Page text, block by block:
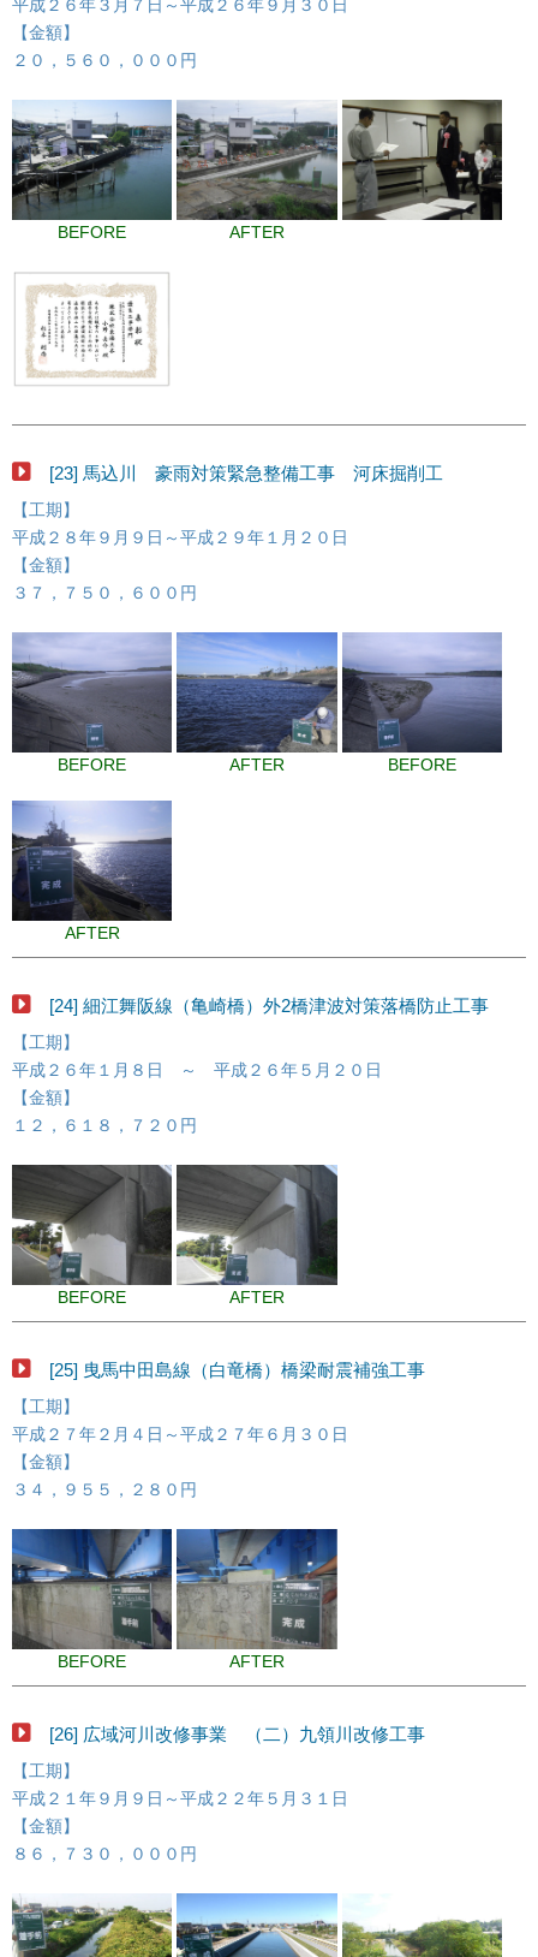
平成２６年３月７日～平成２６年９月３０日
【金額】
２０，５６０，０００円
BEFORE AFTER
[23] 馬込川 豪雨対策緊急整備工事 河床掘削工
【工期】
平成２８年９月９日～平成２９年１月２０日
【金額】
３７，７５０，６００円
BEFORE AFTER BEFORE
AFTER
[24] 細江舞阪線（亀崎橋）外2橋津波対策落橋防止工事
【工期】
平成２６年１月８日 ～ 平成２６年５月２０日
【金額】
１２，６１８，７２０円
BEFORE AFTER
[25] 曳馬中田島線（白竜橋）橋梁耐震補強工事
【工期】
平成２７年２月４日～平成２７年６月３０日
【金額】
３４，９５５，２８０円
BEFORE AFTER
[26] 広域河川改修事業 （二）九領川改修工事
【工期】
平成２１年９月９日～平成２２年５月３１日
【金額】
８６，７３０，０００円